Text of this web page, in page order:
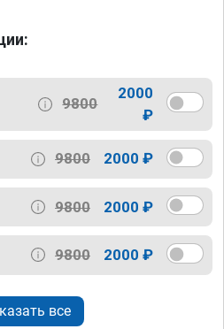
9800
2000
₽
9800 2000 ₽
9800 2000 ₽
9800 2000 ₽
все